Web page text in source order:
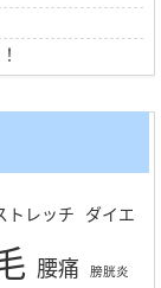
トレッチ ダイエ
腰痛 膀胱炎